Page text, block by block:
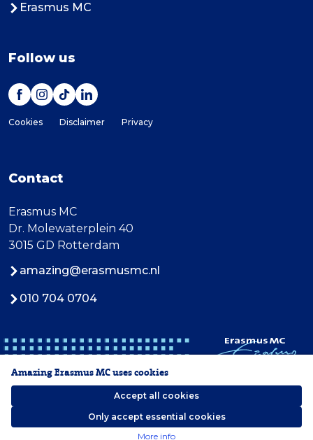
Erasmus MC
Follow us
Cookies Disclaimer Privacy
Contact
Erasmus MC
Dr. Molewaterplein 40
3015 GD Rotterdam
amazing@erasmusmc.nl
010 704 0704
2026 Erasmus MC
Amazing Erasmus MC uses cookies
Accept all cookies
Only accept essential cookies
More info